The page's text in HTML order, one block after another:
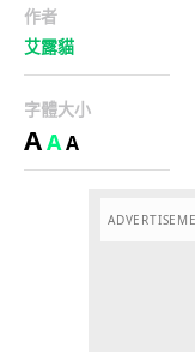
作者
艾露貓
字體大小
AAA